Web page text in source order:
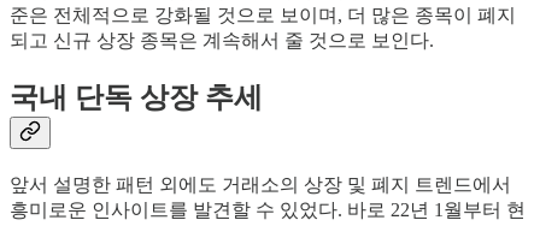
준은 전체적으로 강화될 것으로 보이며, 더 많은 종목이 폐지
되고 신규 상장 종목은 계속해서 줄 것으로 보인다.
국내 단독 상장 추세
앞서 설명한 패턴 외에도 거래소의 상장 및 폐지 트렌드에서
흥미로운 인사이트를 발견할 수 있었다. 바로 22년 1월부터 현